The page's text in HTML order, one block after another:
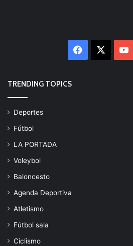
Facebook
TRENDING TOPICS
Deportes
Fútbol
LA PORTADA
Voleybol
Baloncesto
Agenda Deportiva
Atletismo
Fútbol sala
Ciclismo